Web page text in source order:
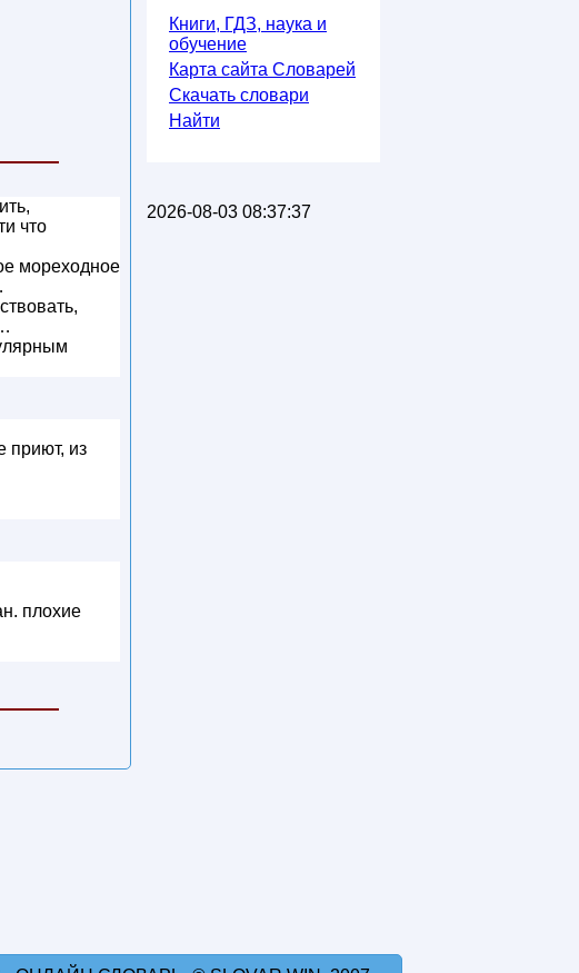
что
мореходное
приют, из
плохие
Книги, ГДЗ, наука и
обучение
Карта сайта Словарей
Скачать словари
Найти
2026-08-03 08:37:37